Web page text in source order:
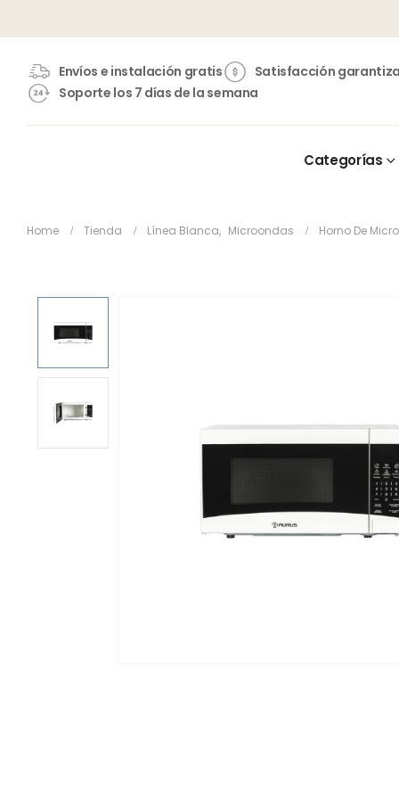
Envíos e instalación gratis
Satisfacción
Soporte los 7 días de la semana
Categorías
Home Tienda Línea Blanca, Microondas Horno De